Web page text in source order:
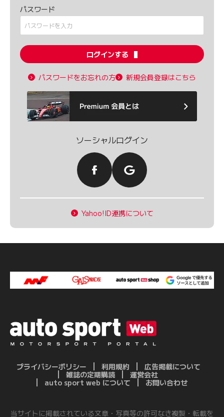
パスワード
ログインする
パスワードをお忘れの方 新規会員登録はこちら
ソーシャルログイン
Yahoo!ID連携について
プライバシーポリシー 利用規約
広告掲載について
雑誌の定期購読
運営会社
auto sport web について
お問い合わせ
当サイトに掲載されている文章・写真等の許可なき複製・転載を